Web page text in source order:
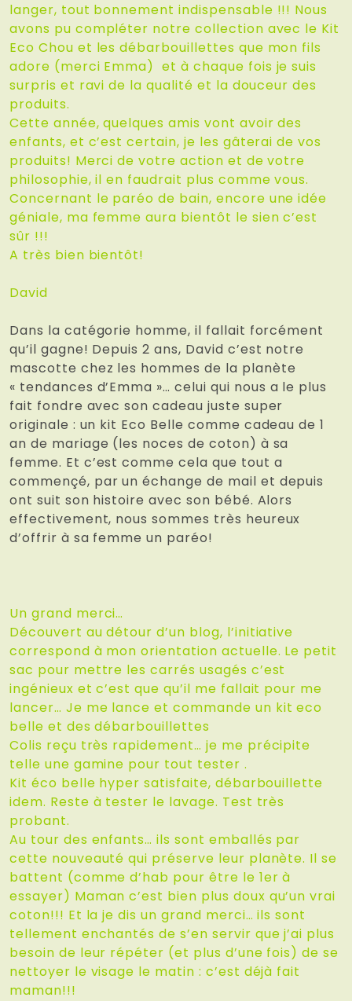
langer, tout bonnement indispensable !!! Nous
avons pu compléter notre collection avec le Kit
Eco Chou et les débarbouillettes que mon fils
adore (merci Emma) et à chaque fois je suis
surpris et ravi de la qualité et la douceur des
produits.
Cette année, quelques amis vont avoir des
enfants, et c’est certain, je les gâterai de vos
produits! Merci de votre action et de votre
philosophie, il en faudrait plus comme vous.
Concernant le paréo de bain, encore une idée
géniale, ma femme aura bientôt le sien c’est
sûr !!!
A très bien bientôt!
David
Dans la catégorie homme, il fallait forcément
qu’il gagne! Depuis 2 ans, David c’est notre
mascotte chez les hommes de la planète
« tendances d’Emma »… celui qui nous a le plus
fait fondre avec son cadeau juste super
originale : un kit Eco Belle comme cadeau de 1
an de mariage (les noces de coton) à sa
femme. Et c’est comme cela que tout a
commençé, par un échange de mail et depuis
ont suit son histoire avec son bébé. Alors
effectivement, nous sommes très heureux
d’offrir à sa femme un paréo!
Un grand merci…
Découvert au détour d’un blog, l’initiative
correspond à mon orientation actuelle. Le petit
sac pour mettre les carrés usagés c’est
ingénieux et c’est que qu’il me fallait pour me
lancer… Je me lance et commande un kit eco
belle et des débarbouillettes
Colis reçu très rapidement… je me précipite
telle une gamine pour tout tester .
Kit éco belle hyper satisfaite, débarbouillette
idem. Reste à tester le lavage. Test très
probant.
Au tour des enfants… ils sont emballés par
cette nouveauté qui préserve leur planète. Il se
battent (comme d’hab pour être le 1er à
essayer) Maman c’est bien plus doux qu’un vrai
coton!!! Et la je dis un grand merci… ils sont
tellement enchantés de s’en servir que j’ai plus
besoin de leur répéter (et plus d’une fois) de se
nettoyer le visage le matin : c’est déjà fait
maman!!!